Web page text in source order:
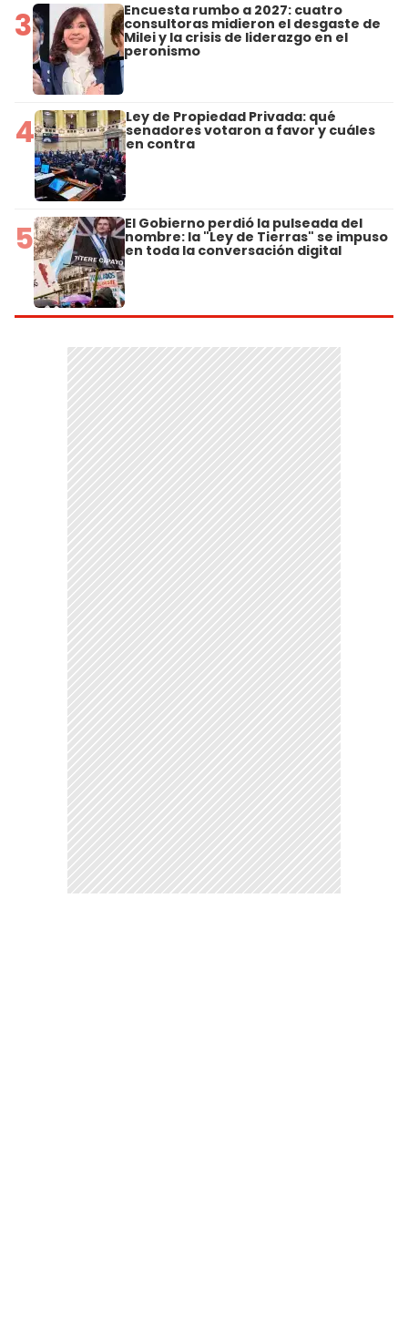
3 Encuesta rumbo a 2027: cuatro
consultoras midieron el desgaste de
Milei y la crisis de liderazgo en el
peronismo
4 Ley de Propiedad Privada: qué
senadores votaron a favor y cuáles
en contra
5 El Gobierno perdió la pulseada del
nombre: la "Ley de Tierras" se impuso
en toda la conversación digital